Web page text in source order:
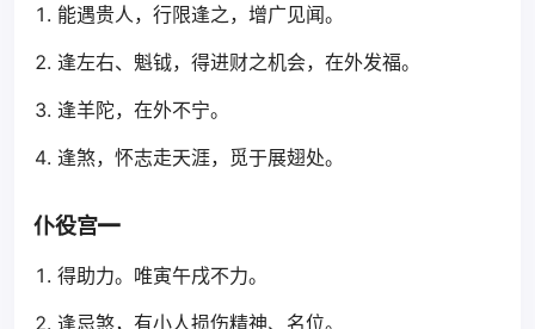
能遇贵人，行限逢之，增广见闻。
逢左右、魁钺，得进财之机会，在外发福。
逢羊陀，在外不宁。
逢煞，怀志走天涯，觅于展翅处。
仆役宫━
得助力。唯寅午戌不力。
逢忌煞，有小人损伤精神、名位。